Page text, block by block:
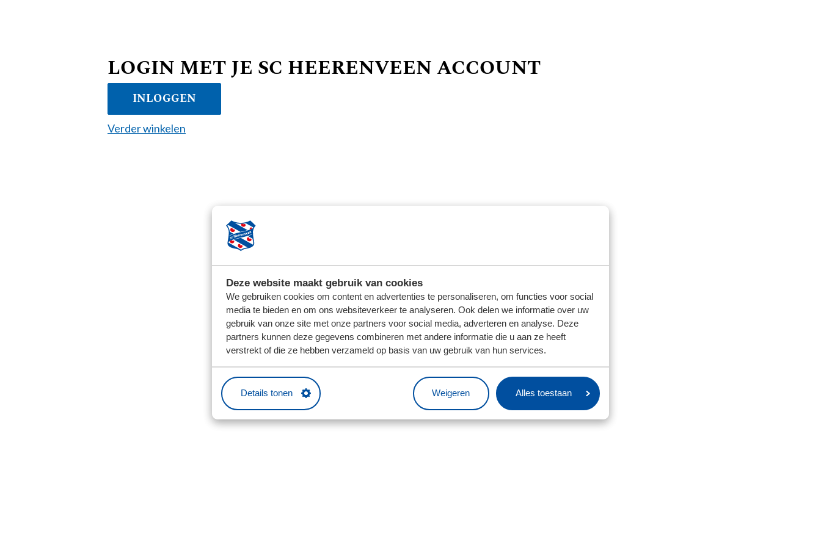
Deze website maakt gebruik van cookies
We gebruiken cookies om content en advertenties te personaliseren, om functies voor social
media te bieden en om ons websiteverkeer te analyseren. Ook delen we informatie over uw
gebruik van onze site met onze partners voor social media, adverteren en analyse. Deze
partners kunnen deze gegevens combineren met andere informatie die u aan ze heeft
verstrekt of die ze hebben verzameld op basis van uw gebruik van hun services.
Details tonen Weigeren Alles toestaan
LOGIN MET JE SC HEERENVEEN ACCOUNT
INLOGGEN
Verder winkelen